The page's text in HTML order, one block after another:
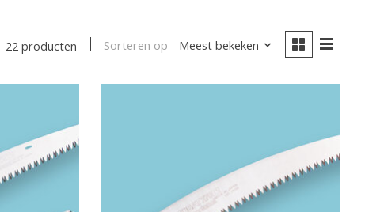
22 producten Sorteren op Meest bekeken